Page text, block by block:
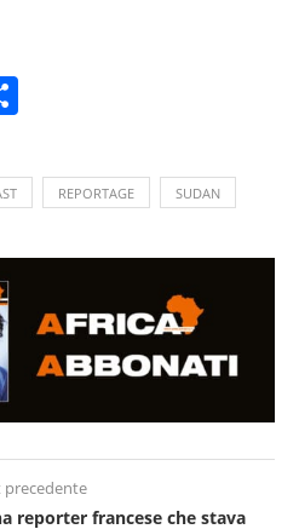
REPORTAGE SUDAN
precedente
reporter francese che stava